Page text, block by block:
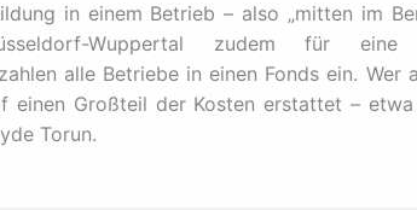
in einem Betrieb – also „mitten im
Wuppertal zudem für eine
alle Betriebe in einen Fonds ein. Wer
einen Großteil der Kosten erstattet –
Torun.